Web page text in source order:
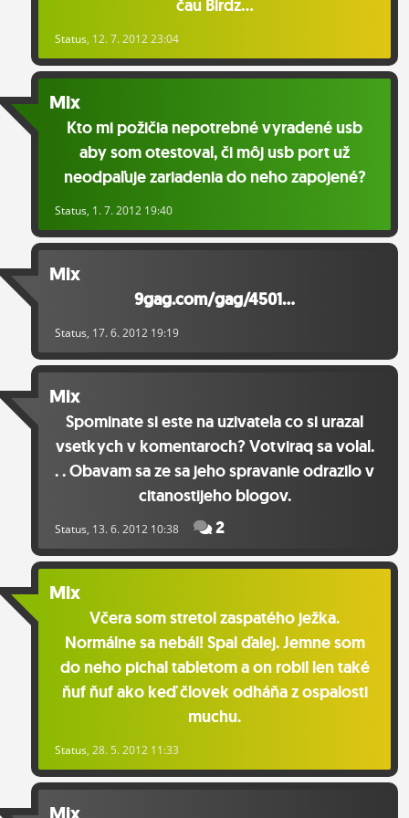
MÔJ PROFIL
NASTAVENIA
ROLETA
čau Birdz...
Status, 12. 7. 2012 23:04
Mix
Kto mi požičia nepotrebné vyradené usb
aby som otestoval, či môj usb port už
neodpaľuje zariadenia do neho zapojené?
Status, 1. 7. 2012 19:40
Mix
9gag.com/gag/4501...
Status, 17. 6. 2012 19:19
Mix
Spominate si este na uzivatela co si urazal
vsetkych v komentaroch? Votviraq sa volal.
. . Obavam sa ze sa jeho spravanie odrazilo v
citanostijeho blogov.
Status, 13. 6. 2012 10:38 2
Mix
Včera som stretol zaspatého ježka.
Normálne sa nebál! Spal ďalej. Jemne som
do neho pichal tabletom a on robil len také
ňuf ňuf ako keď človek odháňa z ospalosti
muchu.
Status, 28. 5. 2012 11:33